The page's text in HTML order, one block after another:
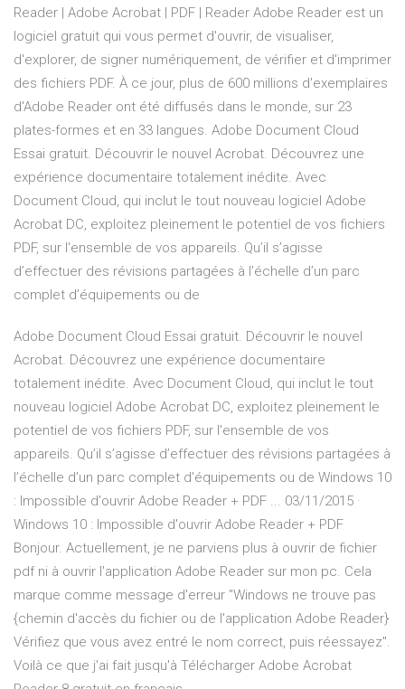
Reader | Adobe Acrobat | PDF | Reader Adobe Reader est un
logiciel gratuit qui vous permet d'ouvrir, de visualiser,
d'explorer, de signer numériquement, de vérifier et d'imprimer
des fichiers PDF. À ce jour, plus de 600 millions d'exemplaires
d'Adobe Reader ont été diffusés dans le monde, sur 23
plates-formes et en 33 langues. Adobe Document Cloud
Essai gratuit. Découvrir le nouvel Acrobat. Découvrez une
expérience documentaire totalement inédite. Avec
Document Cloud, qui inclut le tout nouveau logiciel Adobe
Acrobat DC, exploitez pleinement le potentiel de vos fichiers
PDF, sur l'ensemble de vos appareils. Qu’il s’agisse
d’effectuer des révisions partagées à l’échelle d’un parc
complet d’équipements ou de
Adobe Document Cloud Essai gratuit. Découvrir le nouvel
Acrobat. Découvrez une expérience documentaire
totalement inédite. Avec Document Cloud, qui inclut le tout
nouveau logiciel Adobe Acrobat DC, exploitez pleinement le
potentiel de vos fichiers PDF, sur l'ensemble de vos
appareils. Qu’il s’agisse d’effectuer des révisions partagées à
l’échelle d’un parc complet d’équipements ou de Windows 10
: Impossible d'ouvrir Adobe Reader + PDF ... 03/11/2015 ·
Windows 10 : Impossible d'ouvrir Adobe Reader + PDF
Bonjour. Actuellement, je ne parviens plus à ouvrir de fichier
pdf ni à ouvrir l'application Adobe Reader sur mon pc. Cela
marque comme message d'erreur "Windows ne trouve pas
{chemin d'accès du fichier ou de l'application Adobe Reader}
Vérifiez que vous avez entré le nom correct, puis réessayez".
Voilà ce que j'ai fait jusqu'à Télécharger Adobe Acrobat